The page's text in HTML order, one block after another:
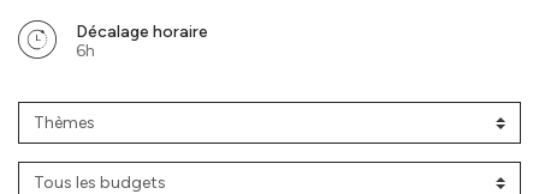
à vivre la Thaïlande autrement, en dehors des sentiers battus. Nos
artisans du voyage façonnent chaque moment pour vous, créant
Décalage horaire
6h